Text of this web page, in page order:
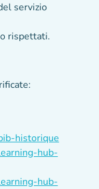
servizio
rispettati.
historique
hub-
hub-